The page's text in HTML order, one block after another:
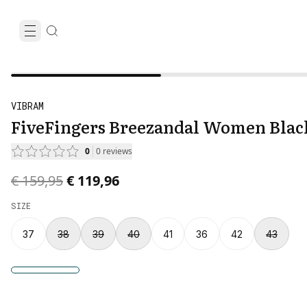
VIBRAM
FiveFingers Breezandal Women
0 0 reviews
Original price was € 159,95.
€ 159,95Current price is € 119,96.
€ 119,96
SIZE
37 38 39 40 41 36 42 43